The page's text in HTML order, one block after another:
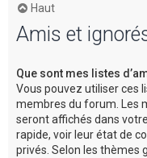
Haut
Amis et
Que sont mes listes
Vous pouvez utiliser ces
membres du forum. Les
seront affichés dans
rapide, voir leur état de
privés. Selon les thèmes